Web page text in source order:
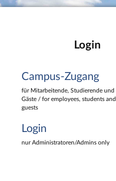
Login
Campus-Zugang
für Mitarbeitende, Studierende und
Gäste / for employees, students and
guests
Login
nur Administratoren/Admins only